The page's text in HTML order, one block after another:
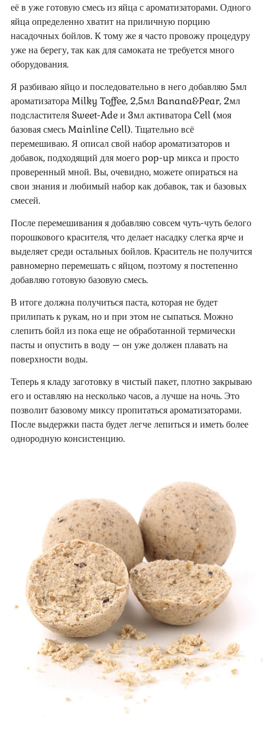
её в уже готовую смесь из яйца с ароматизаторами. Одного
яйца определенно хватит на приличную порцию
насадочных бойлов. К тому же я часто провожу процедуру
уже на берегу, так как для самоката не требуется много
оборудования.
Я разбиваю яйцо и последовательно в него добавляю 5мл
ароматизатора Milky Toffee, 2,5мл Banana&Pear, 2мл
подсластителя Sweet-Ade и 3мл активатора Cell (моя
базовая смесь Mainline Cell). Тщательно всё
перемешиваю. Я описал свой набор ароматизаторов и
добавок, подходящий для моего pop-up микса и просто
проверенный мной. Вы, очевидно, можете опираться на
свои знания и любимый набор как добавок, так и базовых
смесей.
После перемешивания я добавляю совсем чуть-чуть белого
порошкового красителя, что делает насадку слегка ярче и
выделяет среди остальных бойлов. Краситель не получится
равномерно перемешать с яйцом, поэтому я постепенно
добавляю готовую базовую смесь.
В итоге должна получиться паста, которая не будет
прилипать к рукам, но и при этом не сыпаться. Можно
слепить бойл из пока еще не обработанной термически
пасты и опустить в воду – он уже должен плавать на
поверхности воды.
Теперь я кладу заготовку в чистый пакет, плотно закрываю
его и оставляю на несколько часов, а лучше на ночь. Это
позволит базовому миксу пропитаться ароматизаторами.
После выдержки паста будет легче лепиться и иметь более
однородную консистенцию.